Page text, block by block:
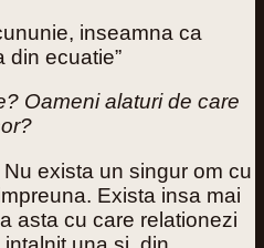
inseamna ca
din ecuatie”
Oameni alaturi de care
exista un singur om cu
Exista insa mai
asta cu care relationezi